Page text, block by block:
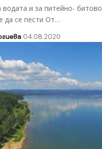
и за питейно- битово
да се пести От…
04.08.2020